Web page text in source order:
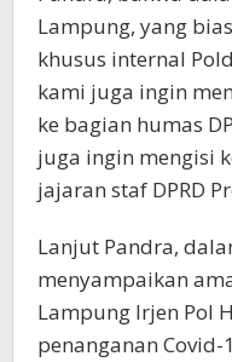
Lampung, yang
khusus internal
kami juga ingin
ke bagian humas
juga ingin mengisi
jajaran staf DPRD
Lanjut Pandra,
menyampaikan
Lampung Irjen Pol
penanganan